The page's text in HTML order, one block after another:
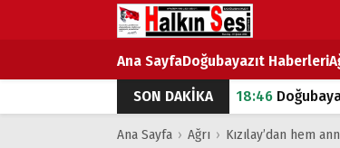
Ana SayfaDoğubayazıt Haberleri
SON DAKİKA
18:46
07:53
Ana Sayfa › Ağrı › Kızılay’dan hem